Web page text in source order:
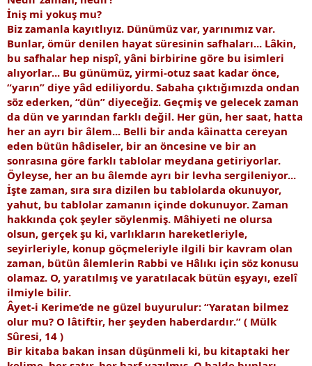
İniş mi yokuş mu?
Biz zamanla kayıtlıyız. Dünümüz var, yarınımız var.
Bunlar, ömür denilen hayat süresinin safhaları... Lâkin,
bu safhalar hep nispî, yâni birbirine göre bu isimleri
alıyorlar... Bu günümüz, yirmi-otuz saat kadar önce,
“yarın” diye yâd ediliyordu. Sabaha çıktığımızda ondan
söz ederken, “dün” diyeceğiz. Geçmiş ve gelecek zaman
da dün ve yarından farklı değil. Her gün, her saat, hatta
her an ayrı bir âlem... Belli bir anda kâinatta cereyan
eden bütün hâdiseler, bir an öncesine ve bir an
sonrasına göre farklı tablolar meydana getiriyorlar.
Öyleyse, her an bu âlemde ayrı bir levha sergileniyor...
İşte zaman, sıra sıra dizilen bu tablolarda okunuyor,
yahut, bu tablolar zamanın içinde dokunuyor. Zaman
hakkında çok şeyler söylenmiş. Mâhiyeti ne olursa
olsun, gerçek şu ki, varlıkların hareketleriyle,
seyirleriyle, konup göçmeleriyle ilgili bir kavram olan
zaman, bütün âlemlerin Rabbi ve Hâlıkı için söz konusu
olamaz. O, yaratılmış ve yaratılacak bütün eşyayı, ezelî
ilmiyle bilir.
Âyet-i Kerime’de ne güzel buyurulur: “Yaratan bilmez
olur mu? O lâtiftir, her şeyden haberdardır.” ( Mülk
Sûresi, 14 )
Bir kitaba bakan insan düşünmeli ki, bu kitaptaki her